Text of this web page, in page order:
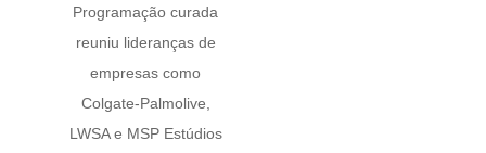
Programação curada
reuniu lideranças de
empresas como
Colgate-Palmolive,
LWSA e MSP Estúdios